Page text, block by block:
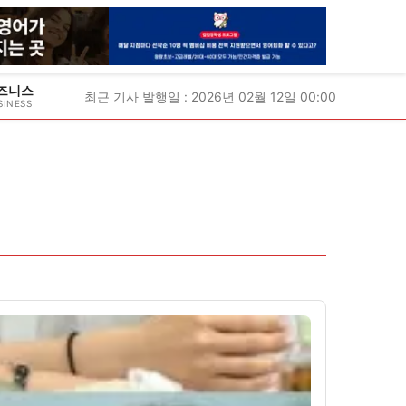
니스 최근 기사 발행일 : 2026년 02월 12일 00:00